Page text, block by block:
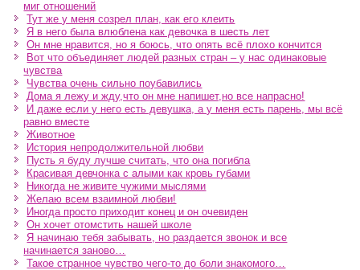
миг отношений
Тут же у меня созрел план, как его клеить
Я в него была влюблена как девочка в шесть лет
Он мне нравится, но я боюсь, что опять всё плохо кончится
Вот что объединяет людей разных стран – у нас одинаковые
чувства
Чувства очень сильно поубавились
Дома я лежу и жду,что он мне напишет,но все напрасно!
И даже если у него есть девушка, а у меня есть парень, мы всё
равно вместе
Животное
История непродолжительной любви
Пусть я буду лучше считать, что она погибла
Красивая девчонка с алыми как кровь губами
Никогда не живите чужими мыслями
Желаю всем взаимной любви!
Иногда просто приходит конец и он очевиден
Он хочет отомстить нашей школе
Я начинаю тебя забывать, но раздается звонок и все
начинается заново…
Такое странное чувство чего-то до боли знакомого…